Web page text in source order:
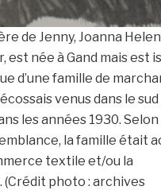
de Jenny, Joanna
est née à Gand mais est
d’une famille de
venus dans le sud
les années 1930. Selon
la famille était
textile et/ou la
photo : archives